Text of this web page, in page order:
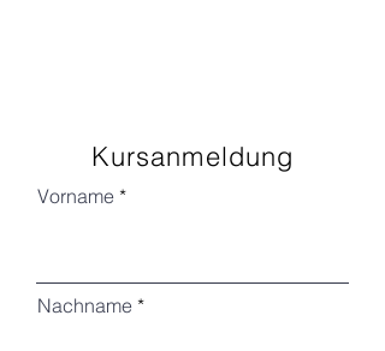
Kursanmeldung
Vorname
Nachname